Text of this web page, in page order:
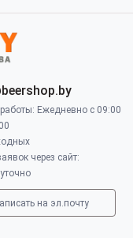
Ежедневно с 09:00
через сайт:
на эл.почту